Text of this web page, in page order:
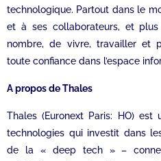
technologique. Partout dans le
et à ses collaborateurs, et
nombre, de vivre, travailler et
toute confiance dans l’espace
A propos de Thales
Thales (Euronext Paris: HO)
technologies qui investit dans
de la « deep tech » –